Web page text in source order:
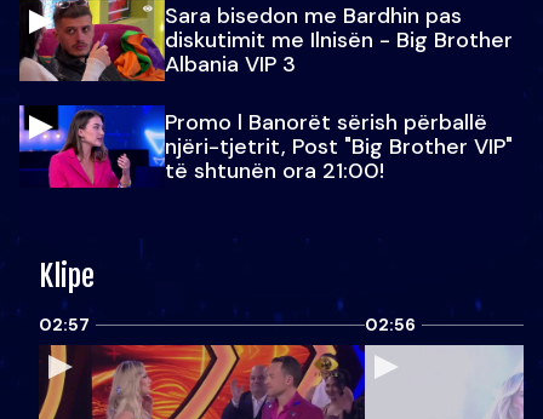
Sara bisedon me Bardhin pas
diskutimit me Ilnisën - Big Brother
Albania VIP 3
Promo l Banorët sërish përballë
njëri-tjetrit, Post "Big Brother VIP"
të shtunën ora 21:00!
Klipe
02:57 02:56